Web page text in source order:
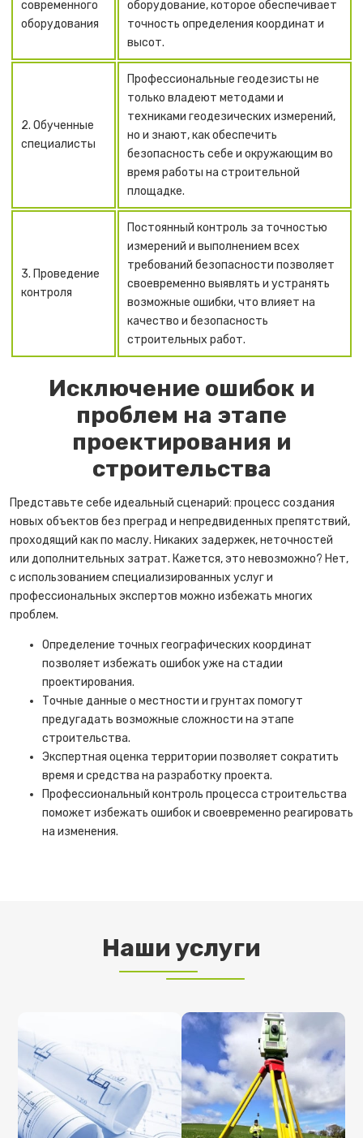
современного
оборудования
оборудование, которое обеспечивает
точность определения координат и
высот.
2. Обученные
специалисты
Профессиональные геодезисты не
только владеют методами и
техниками геодезических измерений,
но и знают, как обеспечить
безопасность себе и окружающим во
время работы на строительной
площадке.
3. Проведение
контроля
Постоянный контроль за точностью
измерений и выполнением всех
требований безопасности позволяет
своевременно выявлять и устранять
возможные ошибки, что влияет на
качество и безопасность
строительных работ.
Исключение ошибок и
проблем на этапе
проектирования и
строительства
Представьте себе идеальный сценарий: процесс создания
новых объектов без преград и непредвиденных препятствий,
проходящий как по маслу. Никаких задержек, неточностей
или дополнительных затрат. Кажется, это невозможно? Нет,
с использованием специализированных услуг и
профессиональных экспертов можно избежать многих
проблем.
Определение точных географических координат
позволяет избежать ошибок уже на стадии
проектирования.
Точные данные о местности и грунтах помогут
предугадать возможные сложности на этапе
строительства.
Экспертная оценка территории позволяет сократить
время и средства на разработку проекта.
Профессиональный контроль процесса строительства
поможет избежать ошибок и своевременно реагировать
на изменения.
Наши услуги